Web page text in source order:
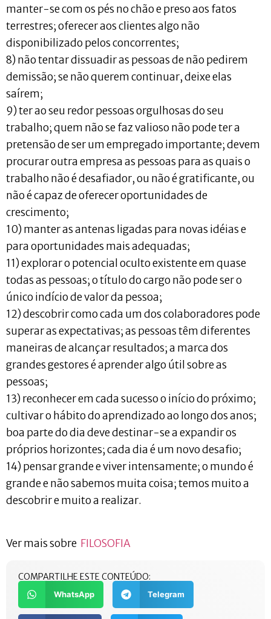
manter-se com os pés no chão e preso aos fatos
terrestres; oferecer aos clientes algo não
disponibilizado pelos concorrentes;
8) não tentar dissuadir as pessoas de não pedirem
demissão; se não querem continuar, deixe elas
saírem;
9) ter ao seu redor pessoas orgulhosas do seu
trabalho; quem não se faz valioso não pode ter a
pretensão de ser um empregado importante; devem
procurar outra empresa as pessoas para as quais o
trabalho não é desafiador, ou não é gratificante, ou
não é capaz de oferecer oportunidades de
crescimento;
10) manter as antenas ligadas para novas idéias e
para oportunidades mais adequadas;
11) explorar o potencial oculto existente em quase
todas as pessoas; o título do cargo não pode ser o
único indício de valor da pessoa;
12) descobrir como cada um dos colaboradores pode
superar as expectativas; as pessoas têm diferentes
maneiras de alcançar resultados; a marca dos
grandes gestores é aprender algo útil sobre as
pessoas;
13) reconhecer em cada sucesso o início do próximo;
cultivar o hábito do aprendizado ao longo dos anos;
boa parte do dia deve destinar-se a expandir os
próprios horizontes; cada dia é um novo desafio;
14) pensar grande e viver intensamente; o mundo é
grande e não sabemos muita coisa; temos muito a
descobrir e muito a realizar.
Ver mais sobre FILOSOFIA
COMPARTILHE ESTE CONTEÚDO:
WhatsApp Telegram